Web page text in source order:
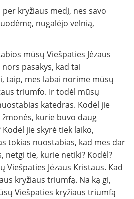
per kryžiaus medį, nes savo
nugalėjo velnią,
mūsų Viešpaties Jėzaus
pasakys, kad tai
taip, mes labai norime mūsų
triumfo. Ir todėl mūsų
katedras. Kodėl jie
kurie buvo daug
jie skyrė tiek laiko,
tokias nuostabias, kad mes dar
netgi tie, kurie netiki? Kodėl?
Viešpaties Jėzaus Kristaus. Kad
kryžiaus triumfą. Na ką gi,
Viešpaties kryžiaus triumfą